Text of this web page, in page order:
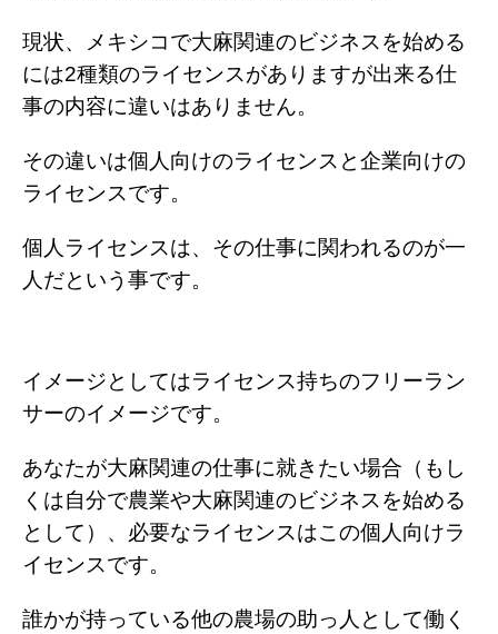
現状、メキシコで大麻関連のビジネスを始める
には2種類のライセンスがありますが出来る仕
事の内容に違いはありません。
その違いは個人向けのライセンスと企業向けの
ライセンスです。
個人ライセンスは、その仕事に関われるのが一
人だという事です。
イメージとしてはライセンス持ちのフリーラン
サーのイメージです。
あなたが大麻関連の仕事に就きたい場合（もし
くは自分で農業や大麻関連のビジネスを始める
として）、必要なライセンスはこの個人向けラ
イセンスです。
誰かが持っている他の農場の助っ人として働く